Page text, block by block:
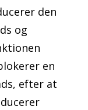
den
og
en
efter at